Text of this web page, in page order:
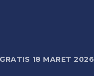
18 MARET 2026